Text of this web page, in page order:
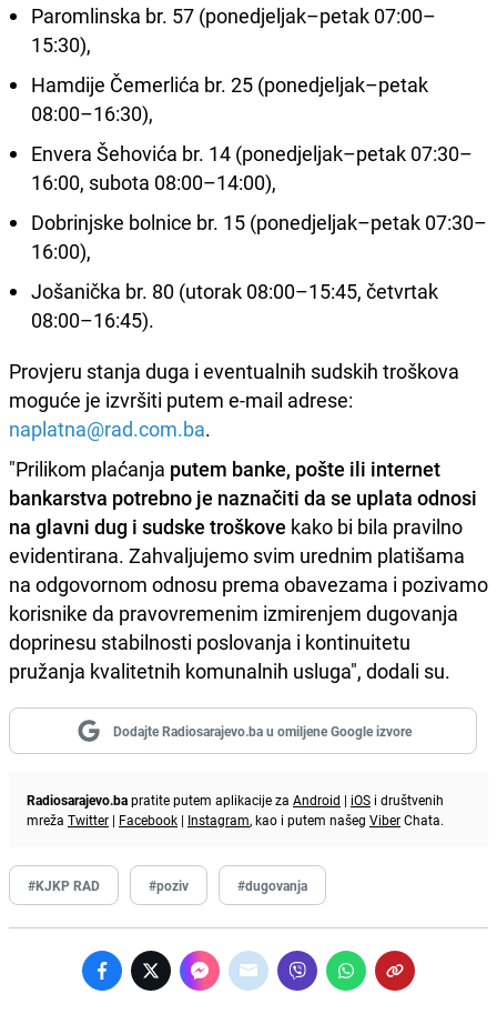
Paromlinska br. 57 (ponedjeljak–petak 07:00–
15:30),
Hamdije Čemerlića br. 25 (ponedjeljak–petak
08:00–16:30),
Envera Šehovića br. 14 (ponedjeljak–petak 07:30–
16:00, subota 08:00–14:00),
Dobrinjske bolnice br. 15 (ponedjeljak–petak 07:30–
16:00),
Jošanička br. 80 (utorak 08:00–15:45, četvrtak
08:00–16:45).
Provjeru stanja duga i eventualnih sudskih troškova
moguće je izvršiti putem e-mail adrese:
naplatna@rad.com.ba.
"Prilikom plaćanja putem banke, pošte ili internet
bankarstva potrebno je naznačiti da se uplata odnosi
na glavni dug i sudske troškove kako bi bila pravilno
evidentirana. Zahvaljujemo svim urednim platišama
na odgovornom odnosu prema obavezama i pozivamo
korisnike da pravovremenim izmirenjem dugovanja
doprinesu stabilnosti poslovanja i kontinuitetu
pružanja kvalitetnih komunalnih usluga", dodali su.
Dodajte Radiosarajevo.ba u omiljene Google izvore
Radiosarajevo.bapratite putem aplikacije za Android | iOS i društvenih
mreža Twitter | Facebook | Instagram, kao i putem našeg ViberChata.
#KJKP RAD #poziv #dugovanja